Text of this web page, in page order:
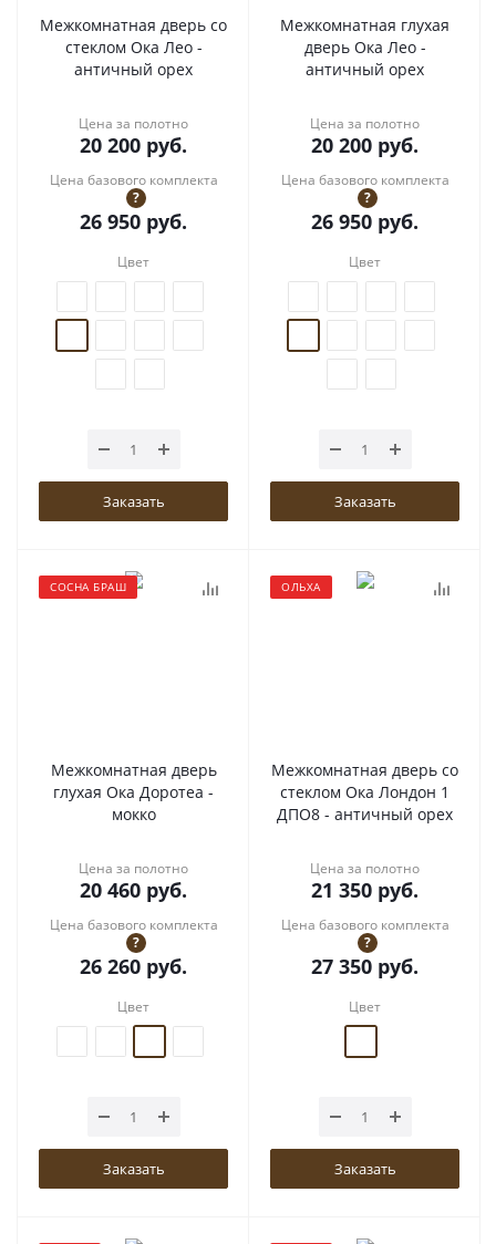
Межкомнатная дверь со
стеклом Ока Лео -
античный орех
Цена за полотно
20 200 руб.
Цена базового комплекта
?
26 950 руб.
Цвет
Заказать
Межкомнатная глухая
дверь Ока Лео -
античный орех
Цена за полотно
20 200 руб.
Цена базового комплекта
?
26 950 руб.
Цвет
Заказать
СОСНА БРАШ
Межкомнатная дверь
глухая Ока Доротеа -
мокко
Цена за полотно
20 460 руб.
Цена базового комплекта
?
26 260 руб.
Цвет
Заказать
ОЛЬХА
Межкомнатная дверь со
стеклом Ока Лондон 1
ДПО8 - античный орех
Цена за полотно
21 350 руб.
Цена базового комплекта
?
27 350 руб.
Цвет
Заказать